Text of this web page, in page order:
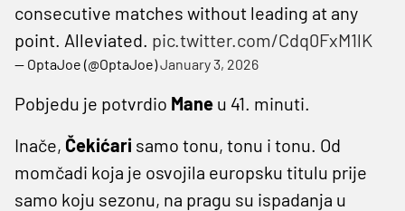
consecutive matches without leading at any
point. Alleviated. pic.twitter.com/Cdq0FxM1lK
— OptaJoe (@OptaJoe)January 3, 2026
Pobjedu je potvrdio Mane u 41. minuti.
Inače, Čekićari samo tonu, tonu i tonu. Od
momčadi koja je osvojila europsku titulu prije
samo koju sezonu, na pragu su ispadanja u